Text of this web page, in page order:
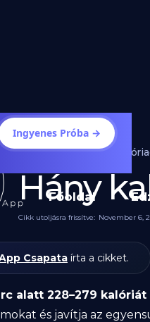
Ingyenes Próba →
Főoldal
Edzés
Hány
Cikk utoljásra frissítve: November 6,
Csapata írta a cikket.
alatt 228–279
és javítja az